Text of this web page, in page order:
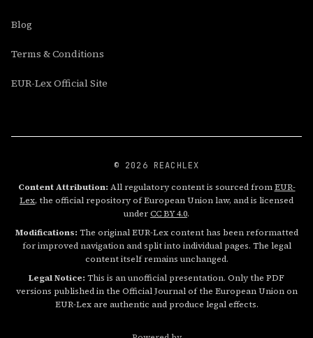
Blog
Terms & Conditions
EUR-Lex Official Site
© 2026 REACHLEX
Content Attribution: All regulatory content is sourced fromEUR-
Lex, the official repository of European Union law, and is licensed
underCC BY 4.0.
Modifications: The original EUR-Lex content has been reformatted
for improved navigation and split into individual pages. The legal
content itself remains unchanged.
Legal Notice: This is an unofficial presentation. Only the PDF
versions published in the Official Journal of the European Union on
EUR-Lex are authentic and produce legal effects.